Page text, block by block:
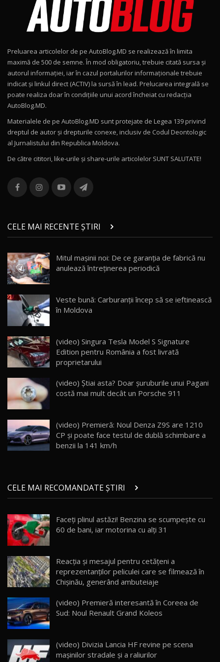
Noul Geely EX2 / Test Drive AutoBlog.MD
15:22
Mercedes-AMG E 53 HYBRID 4MATIC+ / Test
Drive AutoBlog.MD
16:27
11
Noul Volvo ES90 / Test Drive AutoBlog.MD
12
Noul MG HS / Test Drive AutoBlog.MD
16:48
13
combină aventura cu luxul / AutoBlog.MD
36:08
chinez care face lumea să se întoarcă după el
/ AutoBlog.MD
17:27
15 14:37
16
AutoBlogMD
13:10
17 20:06
Va fi modelul nr.1 BYD în Moldova? BYD Seal U
30:08
AutoBlog.MD
23:36
20
Noul ZEEKR 7X / Test Drive AutoBlog.MD
21
Micul BYD Dolphin Surf / Test Drive
AutoBlog.MD
16:59
22
Noua Mazda 6e / Test Drive AutoBlog.MD
26:59
23
Lynk & Co 01 / Test Drive AutoBlog.MD
25:19
24
ZEEKR 009: Cel mai Performant și Confortabil
Van Electric Testat în Moldova / AutoBlog.MD
26:38
25
mai Exclusiv și Puternic Defender Testat în
Moldova
32:21
Preluarea articolelor de pe AutoBlog.MD se realizează în limita
maximă de 500 de semne. În mod obligatoriu, trebuie citată sursa și
autorul informației, iar în cazul portalurilor informaționale trebuie
indicat și linkul direct (ACTIV) la sursă în lead. Prelucarea integrală se
poate realiza doar în condițiile unui acord încheiat cu redacţia
AutoBlog.MD.
Materialele de pe AutoBlog.MD sunt protejate de Legea 139 privind
dreptul de autor și drepturile conexe, inclusiv de Codul Deontologic
al Jurnalistului din Republica Moldova.
De către cititori, like-urile şi share-urile articolelor SUNT SALUTATE!
CELE MAI RECENTE ȘTIRI
Mitul mașinii noi: De ce garanția de fabrică nu
anulează întreținerea periodică
Veste bună: Carburanții încep să se ieftinească
în Moldova
(video) Singura Tesla Model S Signature
Edition pentru România a fost livrată
proprietarului
(video) Știai asta? Doar șuruburile unui Pagani
costă mai mult decât un Porsche 911
(video) Premieră: Noul Denza Z9S are 1210
CP și poate face testul de dublă schimbare a
benzii la 141 km/h
CELE MAI RECOMANDATE ȘTIRI
Faceţi plinul astăzi! Benzina se scumpeşte cu
60 de bani, iar motorina cu alţi 31
Reacția și mesajul pentru cetățeni a
reprezentanților peliculei care se filmează în
Chișinău, generând ambuteiaje
(video) Premieră interesantă în Coreea de
Sud: Noul Renault Grand Koleos
(video) Divizia Lancia HF revine pe scena
mașinilor stradale și a raliurilor